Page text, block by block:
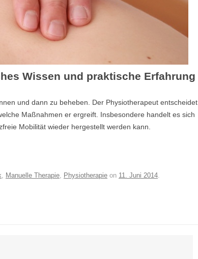
Wissen und praktische Erfahrung
und dann zu beheben. Der Physiotherapeut entscheidet
Maßnahmen er ergreift. Insbesondere handelt es sich
Mobilität wieder hergestellt werden kann.
, Manuelle Therapie, Physiotherapie on 11. Juni 2014.